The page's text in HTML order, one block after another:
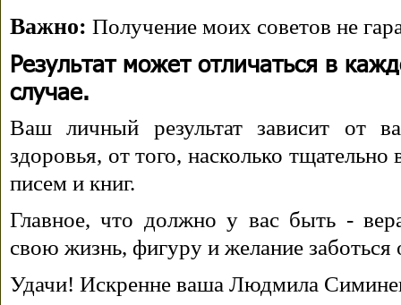
Важно: Получение моих советов не
Результат может отличаться в
случае.
Ваш личный результат зависит от
здоровья, от того, насколько
писем и книг.
Главное, что должно у вас быть -
свою жизнь, фигуру и желание заботься
Удачи! Искренне ваша Людмила